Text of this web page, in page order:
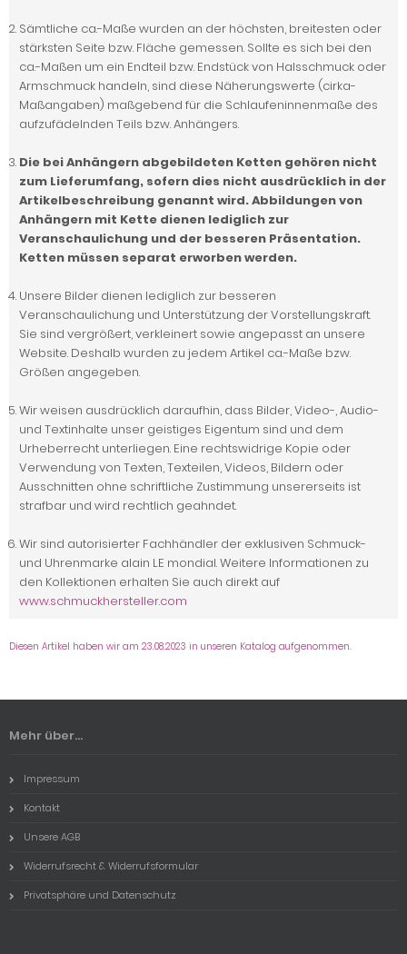
Sämtliche ca.-Maße wurden an der höchsten, breitesten oder
stärksten Seite bzw. Fläche gemessen. Sollte es sich bei den
ca.-Maßen um ein Endteil bzw. Endstück von Halsschmuck oder
Armschmuck handeln, sind diese Näherungswerte (cirka-
Maßangaben) maßgebend für die Schlaufeninnenmaße des
aufzufädelnden Teils bzw. Anhängers.
Die bei Anhängern abgebildeten Ketten gehören nicht
zum Lieferumfang, sofern dies nicht ausdrücklich in der
Artikelbeschreibung genannt wird. Abbildungen von
Anhängern mit Kette dienen lediglich zur
Veranschaulichung und der besseren Präsentation.
Ketten müssen separat erworben werden.
Unsere Bilder dienen lediglich zur besseren
Veranschaulichung und Unterstützung der Vorstellungskraft.
Sie sind vergrößert, verkleinert sowie angepasst an unsere
Website. Deshalb wurden zu jedem Artikel ca.-Maße bzw.
Größen angegeben.
Wir weisen ausdrücklich daraufhin, dass Bilder, Video-, Audio-
und Textinhalte unser geistiges Eigentum sind und dem
Urheberrecht unterliegen. Eine rechtswidrige Kopie oder
Verwendung von Texten, Texteilen, Videos, Bildern oder
Ausschnitten ohne schriftliche Zustimmung unsererseits ist
strafbar und wird rechtlich geahndet.
Wir sind autorisierter Fachhändler der exklusiven Schmuck-
und Uhrenmarke alain LE mondial. Weitere Informationen zu
den Kollektionen erhalten Sie auch direkt auf
www.schmuckhersteller.com
Diesen Artikel haben wir am 23.08.2023 in unseren Katalog aufgenommen.
Mehr über...
Impressum
Kontakt
Unsere AGB
Widerrufsrecht & Widerrufsformular
Privatsphäre und Datenschutz